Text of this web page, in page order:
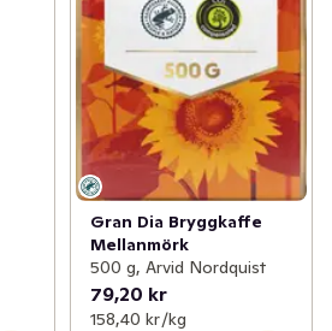
Gran Dia Bryggkaffe
Mellanmörk
500 g, Arvid Nordquist
79,20 kr
158,40 kr /kg